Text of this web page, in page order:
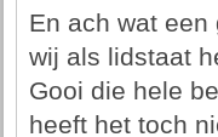
En ach wat
wij als lidstaat
Gooi die hele
heeft het toch